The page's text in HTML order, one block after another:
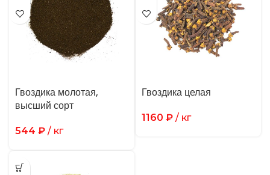
Гвоздика молотая,
высший сорт
544 ₽ / кг
Гвоздика целая
1160 ₽ / кг